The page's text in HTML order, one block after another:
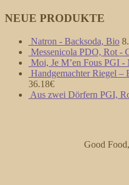
NEUE PRODUKTE
Natron - Backsoda, Bio
Messenicola PDO, Rot -
Moi, Je M’en Fous PGI
Handgemachter Riegel –
36.18€
Aus zwei Dörfern PGI,
Good